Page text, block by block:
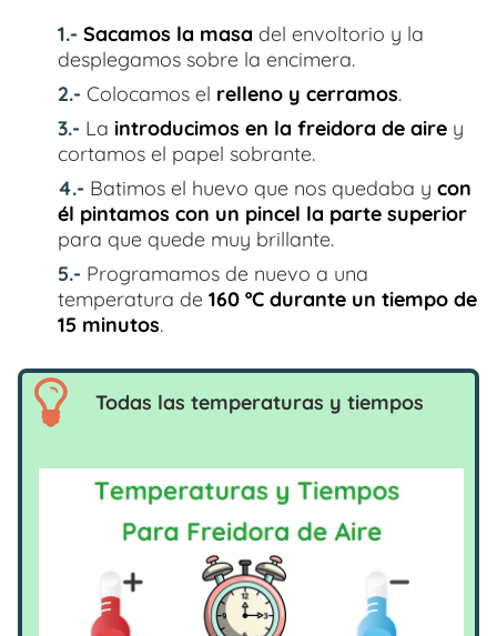
1.- Sacamos la masa del envoltorio y la
desplegamos sobre la encimera.
2.- Colocamos el relleno y cerramos.
3.- La introducimos en la freidora de aire y
cortamos el papel sobrante.
4.- Batimos el huevo que nos quedaba y con
él pintamos con un pincel la parte superior
para que quede muy brillante.
5.- Programamos de nuevo a una
temperatura de 160 ºC durante un tiempo de
15 minutos.
Todas las temperaturas y tiempos